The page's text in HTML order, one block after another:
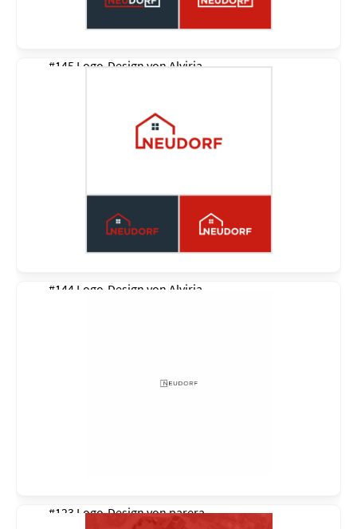
#145 Logo-Design vonAlviria
#144 Logo-Design von Alviria
#123 Logo-Design vonparera